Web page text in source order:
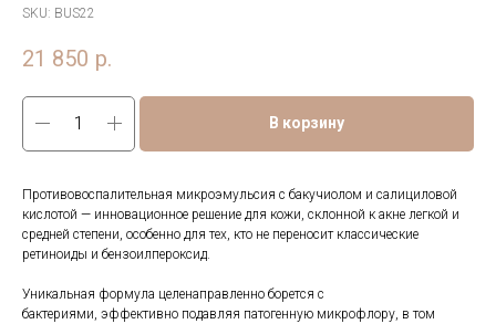
SKU: BUS22
21 850 р.
В корзину
Противовоспалительная микроэмульсия с бакучиолом и салициловой
кислотой — инновационное решение для кожи, склонной к акне легкой и
средней степени, особенно для тех, кто не переносит классические
ретиноиды и бензоилпероксид.
Уникальная формула целенаправленно борется с
бактериями, эффективно подавляя патогенную микрофлору, в том